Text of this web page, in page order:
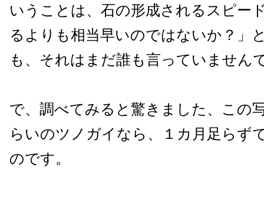
いうことは、石の形成されるスピー
るよりも相当早いのではないか？」
も、それはまだ誰も言っていません
で、調べてみると驚きました、この
らいのツノガイなら、１カ月足らず
のです。